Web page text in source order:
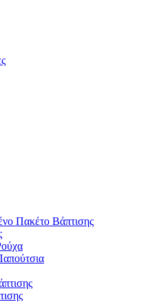
Πακέτο Βάπτισης